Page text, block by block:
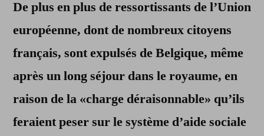
citoyens
expulsés
par
jour
2013
De plus en plus de ressortissants de l’Union
européenne, dont de nombreux citoyens
français, sont expulsés de Belgique, même
après un long séjour dans le royaume, en
raison de la «charge déraisonnable» qu’ils
feraient peser sur le système d’aide sociale